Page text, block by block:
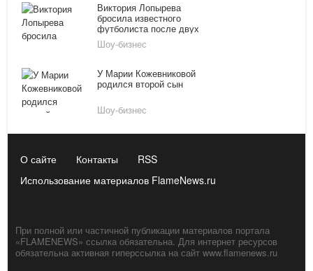
Виктория Лопырева
бросила известного
футболиста после двух
лет брака
Шоу-бизнес
У Марии Кожевниковой
родился второй сын
Шоу-бизнес
О сайте Контакты
RSS
Использование материалов FlameNews.ru
При полной или частичной публикации материалов портала
«FLAMENEWS» ссылка обязательна. Для интернет ресурсов
обязательна активная гиперссылка на сайт www.flamenews.ru